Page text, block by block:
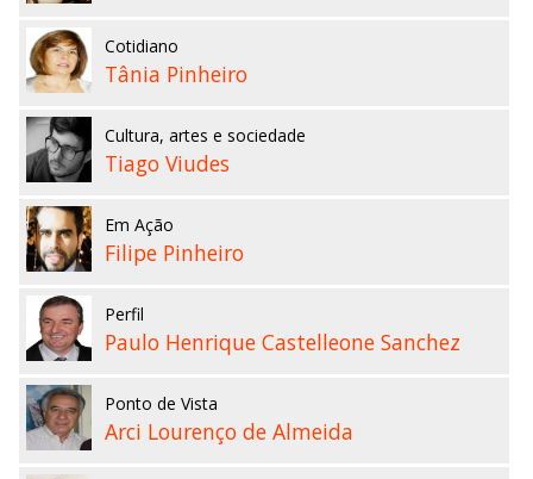
Cotidiano
Tânia Pinheiro
Cultura, artes e sociedade
Tiago Viudes
Em Ação
Filipe Pinheiro
Perfil
Paulo Henrique Castelleone Sanchez
Ponto de Vista
Arci Lourenço de Almeida